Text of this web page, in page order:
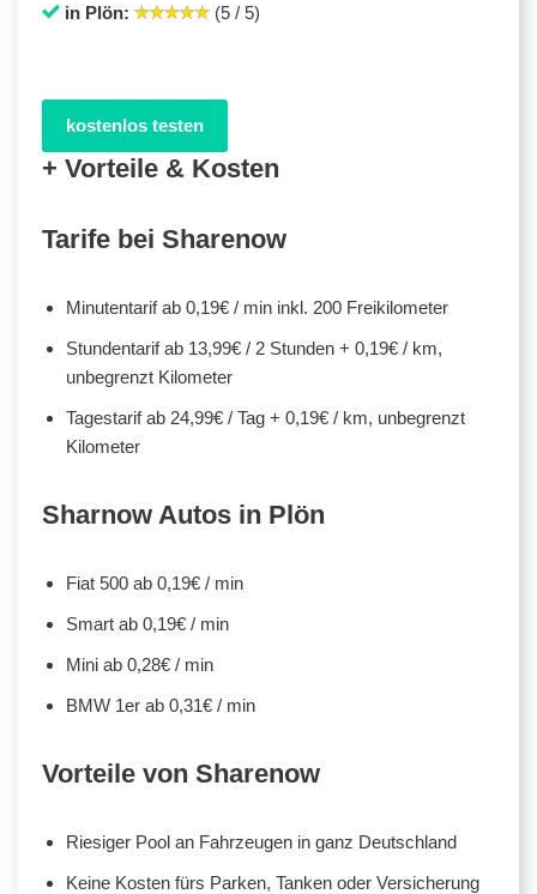
in Plön: (5 / 5)
kostenlos testen
+ Vorteile & Kosten
Tarife bei Sharenow
Minutentarif ab 0,19€ / min inkl. 200 Freikilometer
Stundentarif ab 13,99€ / 2 Stunden + 0,19€ / km,
unbegrenzt Kilometer
Tagestarif ab 24,99€ / Tag + 0,19€ / km, unbegrenzt
Kilometer
Sharnow Autos in Plön
Fiat 500 ab 0,19€ / min
Smart ab 0,19€ / min
Mini ab 0,28€ / min
BMW 1er ab 0,31€ / min
Vorteile von Sharenow
Riesiger Pool an Fahrzeugen in ganz Deutschland
Keine Kosten fürs Parken, Tanken oder Versicherung